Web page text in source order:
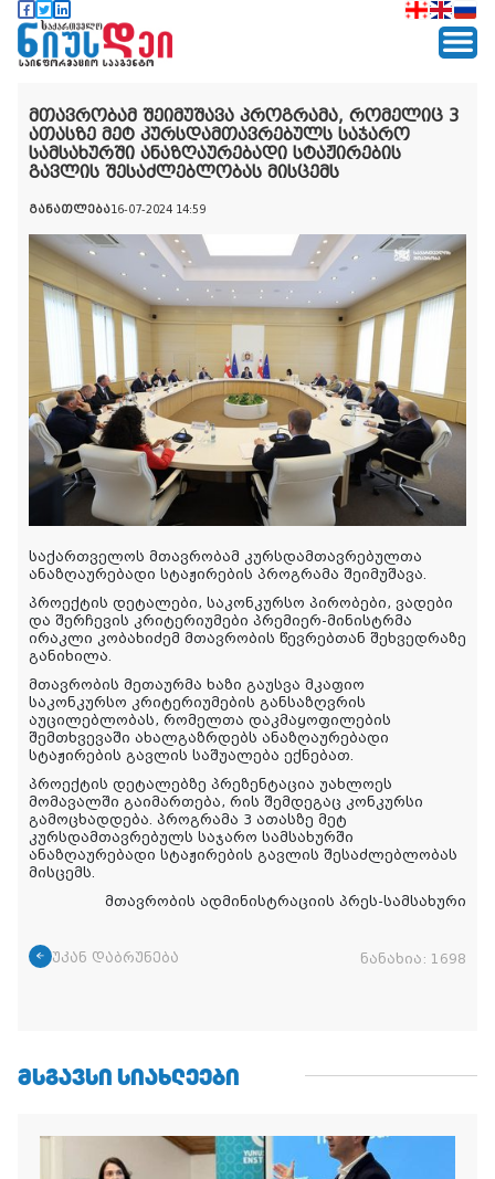
მთავრობამ შეიმუშავა პროგრამა, რომელიც 3
ათასზე მეტ კურსდამთავრებულს საჯარო
სამსახურში ანაზღაურებადი სტაჟირების
გავლის შესაძლებლობას მისცემს
განათლება16-07-2024 14:59
საქართველოს მთავრობამ კურსდამთავრებულთა
ანაზღაურებადი სტაჟირების პროგრამა შეიმუშავა.
პროექტის დეტალები, საკონკურსო პირობები, ვადები
და შერჩევის კრიტერიუმები პრემიერ-მინისტრმა
ირაკლი კობახიძემ მთავრობის წევრებთან შეხვედრაზე
განიხილა.
მთავრობის მეთაურმა ხაზი გაუსვა მკაფიო
საკონკურსო კრიტერიუმების განსაზღვრის
აუცილებლობას, რომელთა დაკმაყოფილების
შემთხვევაში ახალგაზრდებს ანაზღაურებადი
სტაჟირების გავლის საშუალება ექნებათ.
პროექტის დეტალებზე პრეზენტაცია უახლოეს
მომავალში გაიმართება, რის შემდეგაც კონკურსი
გამოცხადდება. პროგრამა 3 ათასზე მეტ
კურსდამთავრებულს საჯარო სამსახურში
ანაზღაურებადი სტაჟირების გავლის შესაძლებლობას
მისცემს.
მთავრობის ადმინისტრაციის პრეს-სამსახური
უკან დაბრუნება ნანახია: 1698
ᲛᲡᲒᲐᲕᲡᲘ ᲡᲘᲐᲮᲚᲔᲔᲑᲘ